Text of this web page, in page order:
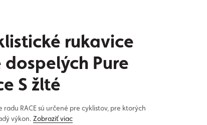
rukavice
dospelých Pure
S žlté
radu RACE sú určené pre cyklistov, pre ktorých
výkon. Zobraziť viac